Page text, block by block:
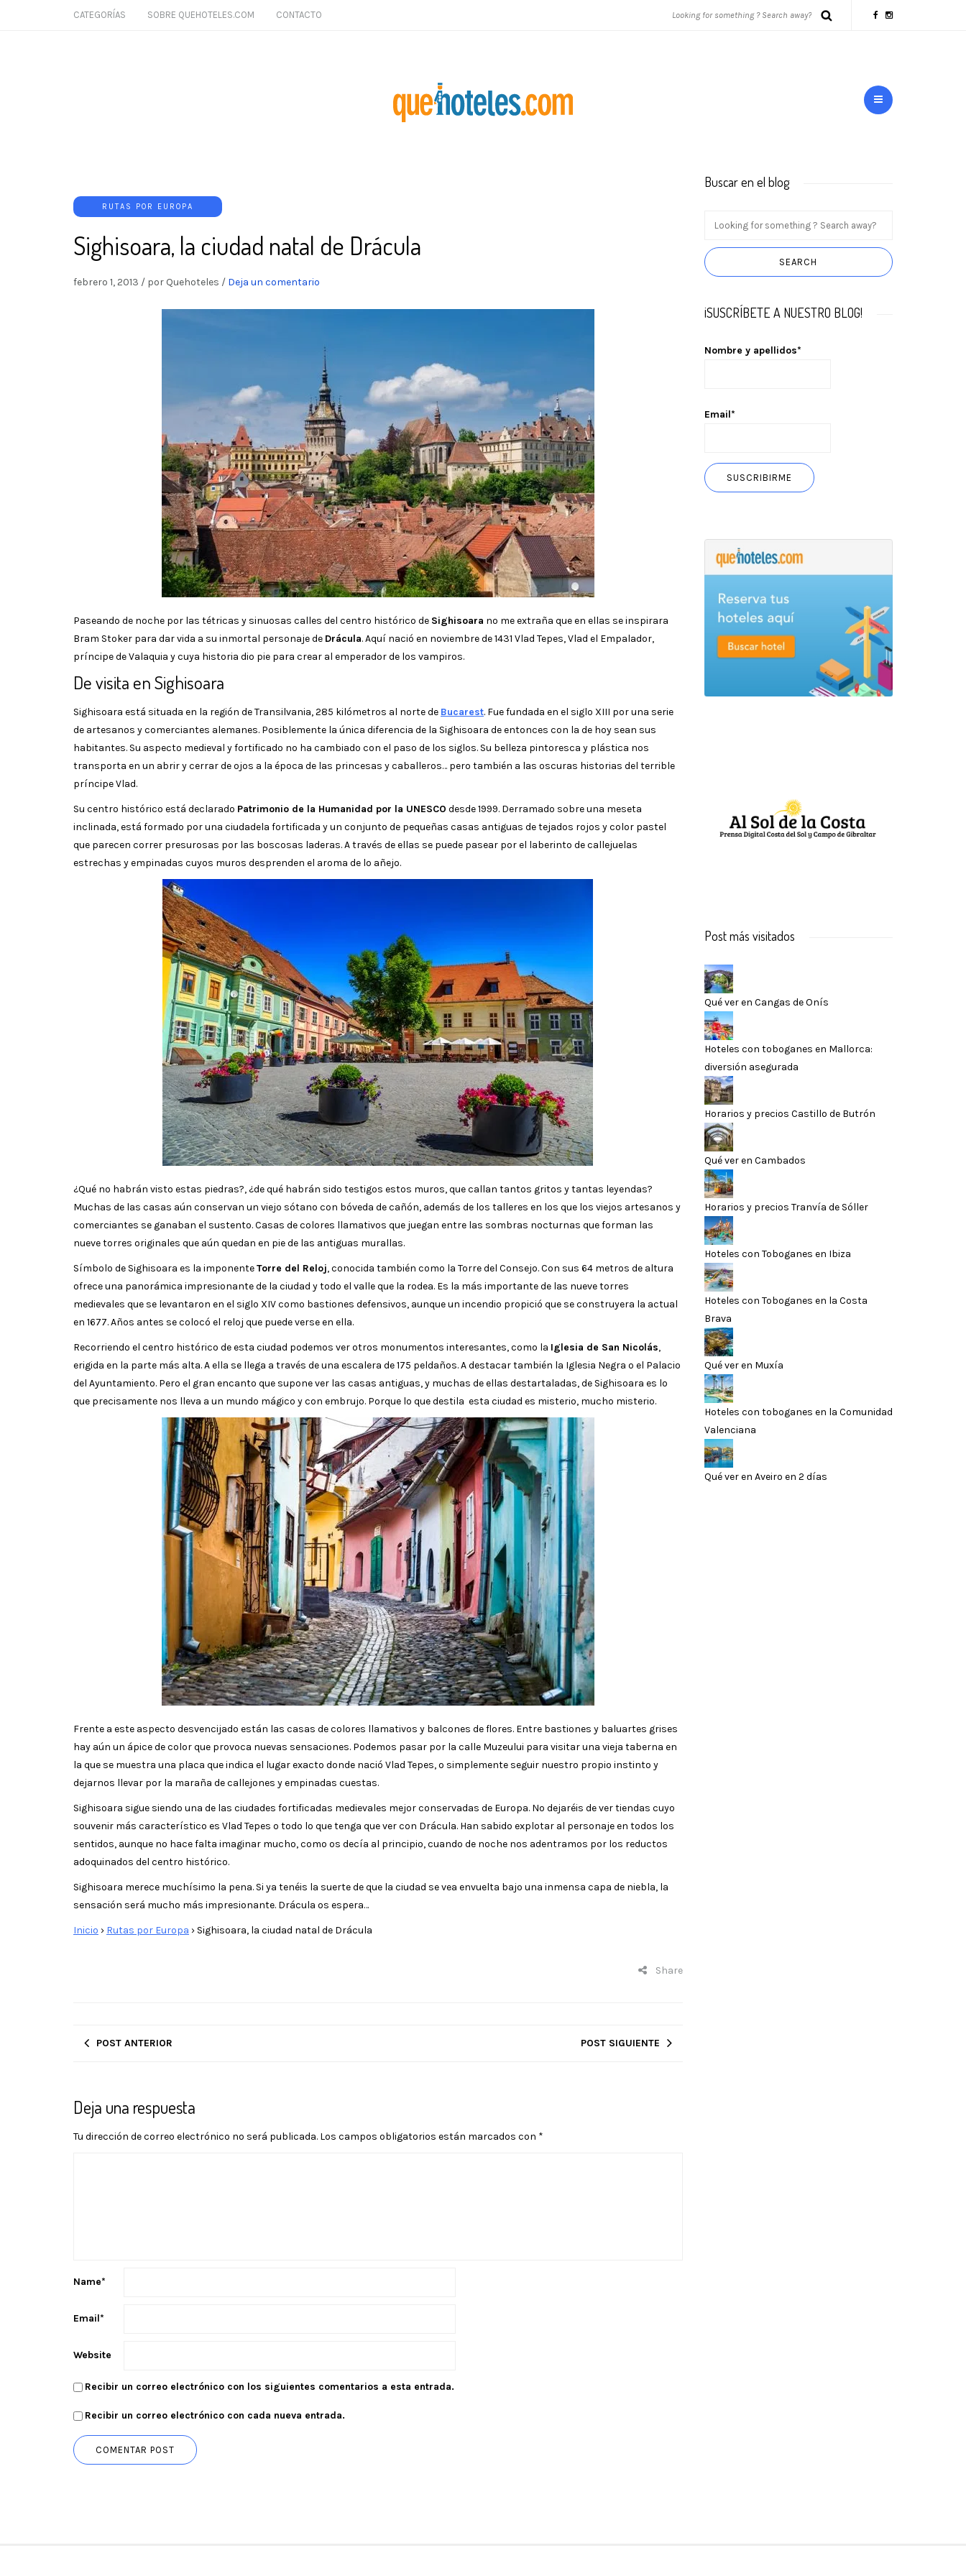
CATEGORÍAS SOBRE QUEHOTELES.COM CONTACTO
RUTAS POR EUROPA
Sighisoara, la ciudad natal de Drácula
febrero 1, 2013 / por Quehoteles / Deja un comentario
Paseando de noche por las tétricas y sinuosas calles del centro histórico de Sighisoara no me extraña que en ellas se inspirara
Bram Stoker para dar vida a su inmortal personaje de Drácula. Aquí nació en noviembre de 1431 Vlad Tepes, Vlad el Empalador,
príncipe de Valaquia y cuya historia dio pie para crear al emperador de los vampiros.
De visita en Sighisoara
Sighisoara está situada en la región de Transilvania, 285 kilómetros al norte de Bucarest. Fue fundada en el siglo XIII por una serie
de artesanos y comerciantes alemanes. Posiblemente la única diferencia de la Sighisoara de entonces con la de hoy sean sus
habitantes. Su aspecto medieval y fortificado no ha cambiado con el paso de los siglos. Su belleza pintoresca y plástica nos
transporta en un abrir y cerrar de ojos a la época de las princesas y caballeros… pero también a las oscuras historias del terrible
príncipe Vlad.
Su centro histórico está declarado Patrimonio de la Humanidad por la UNESCO desde 1999. Derramado sobre una meseta
inclinada, está formado por una ciudadela fortificada y un conjunto de pequeñas casas antiguas de tejados rojos y color pastel
que parecen correr presurosas por las boscosas laderas. A través de ellas se puede pasear por el laberinto de callejuelas
estrechas y empinadas cuyos muros desprenden el aroma de lo añejo.
¿Qué no habrán visto estas piedras?, ¿de qué habrán sido testigos estos muros, que callan tantos gritos y tantas leyendas?
Muchas de las casas aún conservan un viejo sótano con bóveda de cañón, además de los talleres en los que los viejos artesanos y
comerciantes se ganaban el sustento. Casas de colores llamativos que juegan entre las sombras nocturnas que forman las
nueve torres originales que aún quedan en pie de las antiguas murallas.
Símbolo de Sighisoara es la imponenteTorre del Reloj, conocida también como la Torre del Consejo. Con sus 64 metros de altura
ofrece una panorámica impresionante de la ciudad y todo el valle que la rodea. Es la más importante de las nueve torres
medievales que se levantaron en el siglo XIV como bastiones defensivos, aunque un incendio propició que se construyera la actual
en 1677. Años antes se colocó el reloj que puede verse en ella.
Recorriendo el centro histórico de esta ciudad podemos ver otros monumentos interesantes, como la Iglesia de San Nicolás,
erigida en la parte más alta. A ella se llega a través de una escalera de 175 peldaños. A destacar también la Iglesia Negra o el Palacio
del Ayuntamiento. Pero el gran encanto que supone ver las casas antiguas, y muchas de ellas destartaladas, de Sighisoara es lo
que precisamente nos lleva a un mundo mágico y con embrujo. Porque lo que destila esta ciudad es misterio, mucho misterio.
Frente a este aspecto desvencijado están las casas de colores llamativos y balcones de flores. Entre bastiones y baluartes grises
hay aún un ápice de color que provoca nuevas sensaciones. Podemos pasar por la calle Muzeului para visitar una vieja taberna en
la que se muestra una placa que indica el lugar exacto donde nació Vlad Tepes, o simplemente seguir nuestro propio instinto y
dejarnos llevar por la maraña de callejones y empinadas cuestas.
Sighisoara sigue siendo una de las ciudades fortificadas medievales mejor conservadas de Europa. No dejaréis de ver tiendas cuyo
souvenir más característico es Vlad Tepes o todo lo que tenga que ver con Drácula. Han sabido explotar al personaje en todos los
sentidos, aunque no hace falta imaginar mucho, como os decía al principio, cuando de noche nos adentramos por los reductos
adoquinados del centro histórico.
Sighisoara merece muchísimo la pena. Si ya tenéis la suerte de que la ciudad se vea envuelta bajo una inmensa capa de niebla, la
sensación será mucho más impresionante. Drácula os espera…
Inicio › Rutas por Europa › Sighisoara, la ciudad natal de Drácula
Share
POST ANTERIOR POST SIGUIENTE
Deja una respuesta
Tu dirección de correo electrónico no será publicada. Los campos obligatorios están marcados con *
Name*
Email*
Website
Recibir un correo electrónico con los siguientes comentarios a esta entrada.
Recibir un correo electrónico con cada nueva entrada.
Buscar en el blog
¡SUSCRÍBETE A NUESTRO BLOG!
Nombre y apellidos*
Email*
Post más visitados
Qué ver en Cangas de Onís
Hoteles con toboganes en Mallorca:
diversión asegurada
Horarios y precios Castillo de Butrón
Qué ver en Cambados
Horarios y precios Tranvía de Sóller
Hoteles con Toboganes en Ibiza
Hoteles con Toboganes en la Costa
Brava
Qué ver en Muxía
Hoteles con toboganes en la Comunidad
Valenciana
Qué ver en Aveiro en 2 días